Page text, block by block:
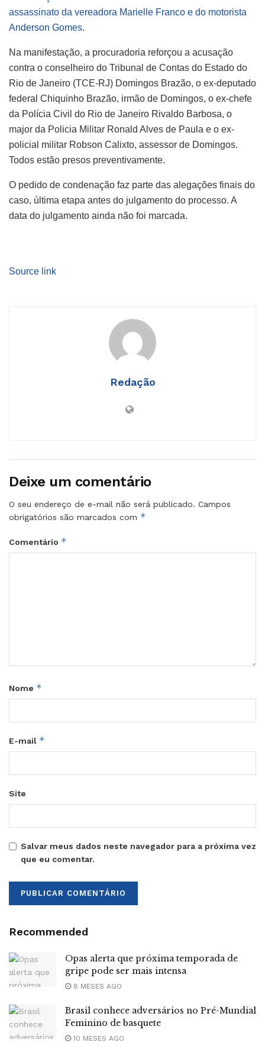
assassinato da vereadora Marielle Franco e do motorista
Anderson Gomes.
Na manifestação, a procuradoria reforçou a acusação
contra o conselheiro do Tribunal de Contas do Estado do
Rio de Janeiro (TCE-RJ) Domingos Brazão, o ex-deputado
federal Chiquinho Brazão, irmão de Domingos, o ex-chefe
da Polícia Civil do Rio de Janeiro Rivaldo Barbosa, o
major da Policia Militar Ronald Alves de Paula e o ex-
policial militar Robson Calixto, assessor de Domingos.
Todos estão presos preventivamente.
O pedido de condenação faz parte das alegações finais do
caso, última etapa antes do julgamento do processo. A
data do julgamento ainda não foi marcada.
Source link
Redação
Deixe um comentário
O seu endereço de e-mail não será publicado. Campos
obrigatórios são marcados com *
Comentário *
Nome *
E-mail *
Site
Salvar meus dados neste navegador para a próxima vez
que eu comentar.
Recommended
Opas alerta que próxima temporada de
gripe pode ser mais intensa
8 MESES AGO
Brasil conhece adversários no Pré-Mundial
Feminino de basquete
10 MESES AGO